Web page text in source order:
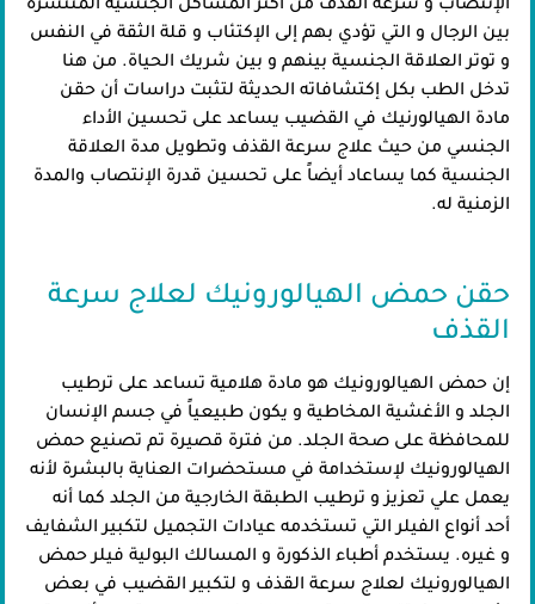
الإنتصاب و سرعة القذف من أكثر المشاكل الجنسية المنتشرة
بين الرجال و التي تؤدي بهم إلى الإكتئاب و قلة الثقة في النفس
و توتر العلاقة الجنسية بينهم و بين شريك الحياة. من هنا
تدخل الطب بكل إكتشافاته الحديثة لتثبت دراسات أن حقن
مادة الهيالورنيك في القضيب يساعد على تحسين الأداء
الجنسي من حيث علاج سرعة القذف وتطويل مدة العلاقة
الجنسية كما يساعاد أيضاً على تحسين قدرة الإنتصاب والمدة
الزمنية له.
حقن حمض الهيالورونيك لعلاج سرعة
القذف
إن حمض الهيالورونيك هو مادة هلامية تساعد على ترطيب
الجلد و الأغشية المخاطية و يكون طبيعياً في جسم الإنسان
للمحافظة على صحة الجلد. من فترة قصيرة تم تصنيع حمض
الهيالورونيك لإستخدامة في مستحضرات العناية بالبشرة لأنه
يعمل علي تعزيز و ترطيب الطبقة الخارجية من الجلد كما أنه
أحد أنواع الفيلر التي تستخدمه عيادات التجميل لتكبير الشفايف
و غيره. يستخدم أطباء الذكورة و المسالك البولية فيلر حمض
الهيالورونيك لعلاج سرعة القذف و لتكبير القضيب في بعض